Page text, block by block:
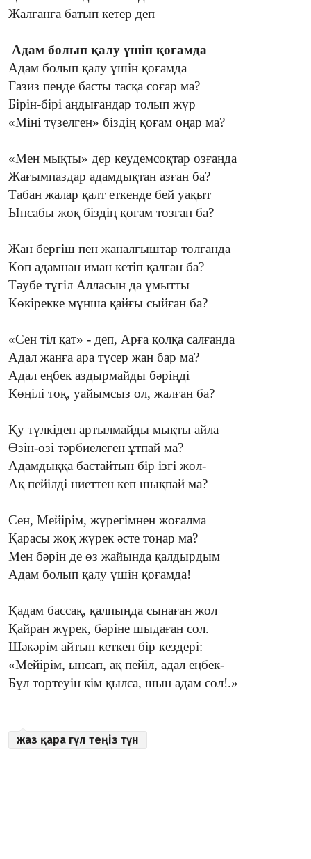
Жалғанға батып кетер деп
Адам болып қалу үшін қоғамда
Адам болып қалу үшін қоғамда
Ғазиз пенде басты тасқа соғар ма?
Бірін-бірі аңдығандар толып жүр
«Міні түзелген» біздің қоғам оңар ма?
«Мен мықты» дер кеудемсоқтар озғанда
Жағымпаздар адамдықтан азған ба?
Табан жалар қалт еткенде бей уақыт
Ынсабы жоқ біздің қоғам тозған ба?
Жан бергіш пен жаналғыштар толғанда
Көп адамнан иман кетіп қалған ба?
Тәубе түгіл Алласын да ұмытты
Көкірекке мұнша қайғы сыйған ба?
«Сен тіл қат» - деп, Арға қолқа салғанда
Адал жанға ара түсер жан бар ма?
Адал еңбек аздырмайды бәріңді
Көңілі тоқ, уайымсыз ол, жалған ба?
Қу түлкіден артылмайды мықты айла
Өзін-өзі тәрбиелеген ұтпай ма?
Адамдыққа бастайтын бір ізгі жол-
Ақ пейілді ниеттен кеп шықпай ма?
Сен, Мейірім, жүрегімнен жоғалма
Қарасы жоқ жүрек әсте тоңар ма?
Мен бәрін де өз жайында қалдырдым
Адам болып қалу үшін қоғамда!
Қадам бассақ, қалпыңда сынаған жол
Қайран жүрек, бәріне шыдаған сол.
Шәкәрім айтып кеткен бір кездері:
«Мейірім, ынсап, ақ пейіл, адал еңбек-
Бұл төртеуін кім қылса, шын адам сол!.»
жаз қара гүл теңіз түн